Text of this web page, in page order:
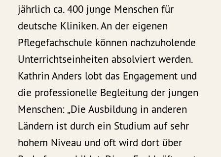
jährlich ca. 400 junge Menschen für
deutsche Kliniken. An der eigenen
Pflegefachschule können nachzuholende
Unterrichtseinheiten absolviert werden.
Kathrin Anders lobt das Engagement und
die professionelle Begleitung der jungen
Menschen: „Die Ausbildung in anderen
Ländern ist durch ein Studium auf sehr
hohem Niveau und oft wird dort über